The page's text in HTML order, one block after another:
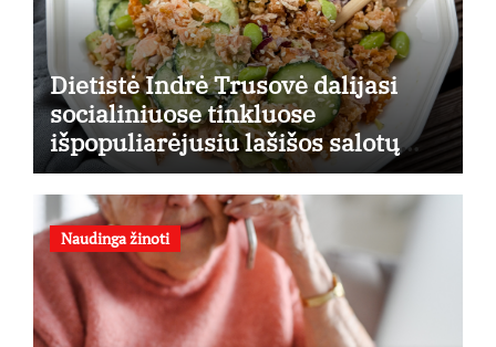
Dietistė Indrė Trusovė dalijasi
socialiniuose tinkluose
išpopuliarėjusiu lašišos salotų
receptu
Naudinga žinoti